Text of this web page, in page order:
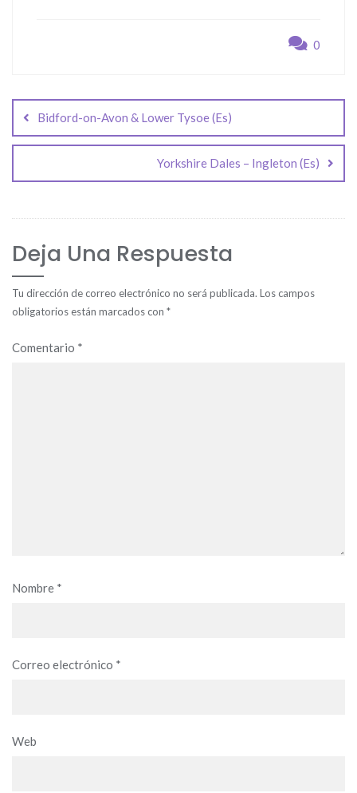
0
de
entradas
Bidford-on-Avon & Lower Tysoe (Es)
Yorkshire Dales – Ingleton (Es)
Deja Una Respuesta
Tu dirección de correo electrónico no será publicada. Los campos
obligatorios están marcados con *
Comentario *
Nombre *
Correo electrónico *
Web